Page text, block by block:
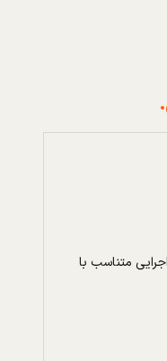
متناسب با